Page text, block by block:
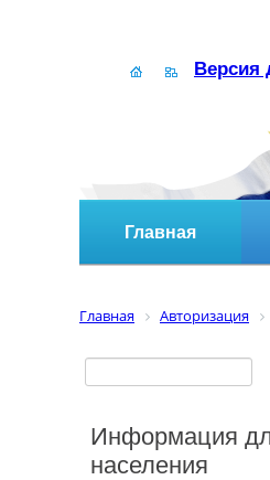
Версия
Главная
Главная Авторизация
Информация
населения